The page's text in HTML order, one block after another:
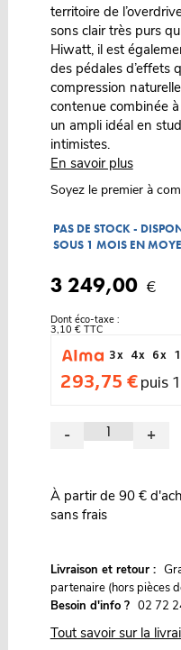
territoire de
sons clair très purs
Hiwatt, il est
des pédales d’effets
compression
contenue combinée
un ampli idéal en
intimistes.
En savoir plus
Soyez le premier à
PAS DE STOCK -
SOUS 1 MOIS EN
3 249,00 €
Dont éco-taxe :
3,10 € TTC
3 x
4 x 6 x
293,75 €puis
- +
À partir de 90 €
sans frais
Livraison et retour : G
partenaire (hors pièces
Besoin d'info ? 02 72
Tout savoir sur la